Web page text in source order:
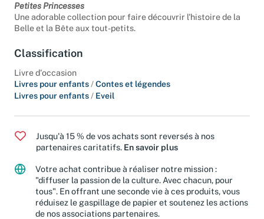
Petites Princesses
Une adorable collection pour faire découvrir l'histoire de la
Belle et la Bête aux tout-petits.
Classification
Livre d'occasion
Livres pour enfants /Contes et légendes
Livres pour enfants / Eveil
Jusqu'à 15 % de vos achats sont reversés à nos
partenaires caritatifs. En savoir plus
Votre achat contribue à réaliser notre mission :
"diffuser la passion de la culture. Avec chacun, pour
tous". En offrant une seconde vie à ces produits, vous
réduisez le gaspillage de papier et soutenez les actions
de nos associations partenaires.